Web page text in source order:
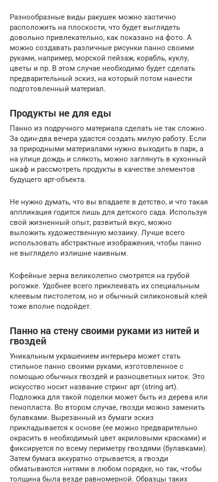
Разнообразные виды ракушек можно хаотично
расположить на плоскости, что будет выглядеть
довольно привлекательно, как показано на фото. А
можно создавать различные рисунки панно своими
руками, например, морской пейзаж, корабль, куклу,
цветы и пр. В этом случае необходимо будет сделать
предварительный эскиз, на который потом нанести
подготовленный материал.
Продукты не для еды
Панно из подручного материала сделать не так сложно.
За один-два вечера удастся создать милую работу. Если
за природными материалами нужно выходить в парк, а
на улице дождь и слякоть, можно заглянуть в кухонный
шкаф и рассмотреть продукты в качестве элементов
будущего арт-объекта.
Не нужно думать, что вы впадаете в детство, и что такая
аппликация годится лишь для детского сада. Используя
свой жизненный опыт, развитый вкус, можно
выложить художественную мозаику. Лучше всего
использовать абстрактные изображения, чтобы панно
не выглядело излишне наивным.
Кофейные зерна великолепно смотрятся на грубой
рогожке. Удобнее всего приклеивать их специальным
клеевым пистолетом, но и обычный силиконовый клей
тоже вполне подойдет.
Панно на стену своими руками из нитей и
гвоздей
Уникальным украшением интерьера может стать
стильное панно своими руками, изготовленное с
помощью обычных гвоздей и разноцветных ниток. Это
искусство носит название стринг арт (string art).
Подложка для такой поделки может быть из дерева или
пенопласта. Во втором случае, гвозди можно заменить
булавками. Вырезанный из бумаги эскиз
прикладывается к основе (ее можно предварительно
окрасить в необходимый цвет акриловыми красками) и
фиксируется по всему периметру гвоздями (булавками).
Затем бумага аккуратно отрывается, а гвозди
обматываются нитями в любом порядке, но так, чтобы
толщина была везде равномерной. Образцы таких